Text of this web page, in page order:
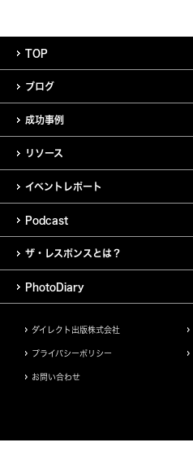
TOP
ブログ
成功事例
リソース
イベントレポート
Podcast
ザ・レスポンスとは？
PhotoDiary
ダイレクト出版株式会社
プライバシーポリシー
お問い合わせ